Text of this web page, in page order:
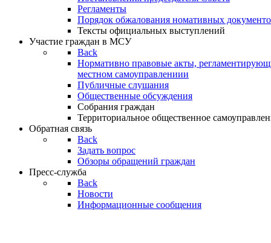
Регламенты
Порядок обжалования номативных
Тексты официальных выступлений
Участие граждан в МСУ
Back
Нормативно правовые акты,
местном самоуправлениии
Публичные слушания
Общественные обсуждения
Собрания граждан
Территориальное общественное
Обратная связь
Back
Задать вопрос
Обзоры обращений граждан
Пресс-служба
Back
Новости
Информационные сообщения